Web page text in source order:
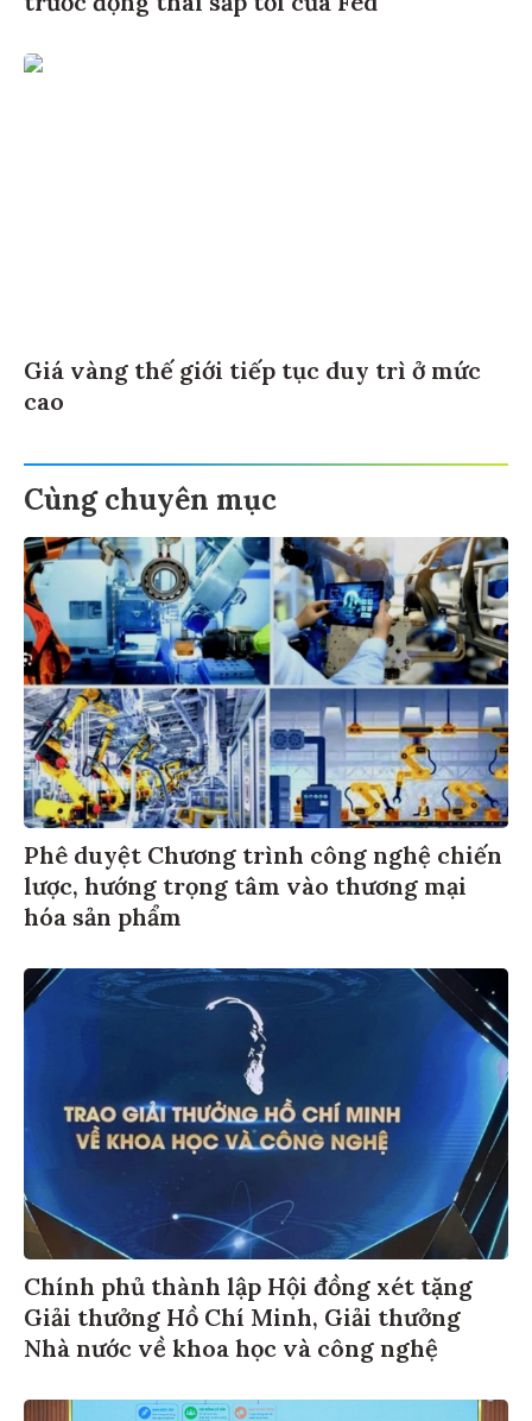
Giá vàng thế giới tiếp tục duy trì ở mức
cao
Cùng chuyên mục
Phê duyệt Chương trình công nghệ chiến
lược, hướng trọng tâm vào thương mại
hóa sản phẩm
Chính phủ thành lập Hội đồng xét tặng
Giải thưởng Hồ Chí Minh, Giải thưởng
Nhà nước về khoa học và công nghệ